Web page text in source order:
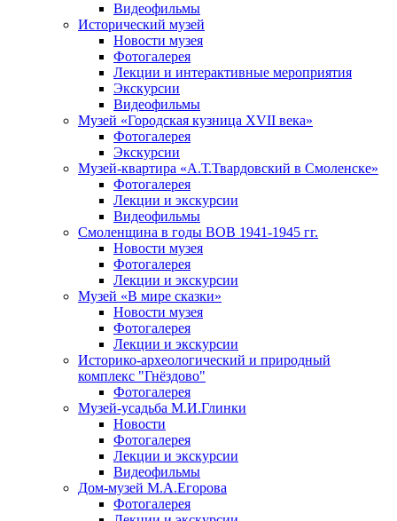
Видеофильмы
Исторический музей
Новости музея
Фотогалерея
Лекции и интерактивные мероприятия
Экскурсии
Видеофильмы
Музей «Городская кузница XVII века»
Фотогалерея
Экскурсии
Музей-квартира «А.Т.Твардовский в Смоленске»
Фотогалерея
Лекции и экскурсии
Видеофильмы
Смоленщина в годы ВОВ 1941-1945 гг.
Новости музея
Фотогалерея
Лекции и экскурсии
Музей «В мире сказки»
Новости музея
Фотогалерея
Лекции и экскурсии
Историко-археологический и природный
комплекс "Гнёздово"
Фотогалерея
Музей-усадьба М.И.Глинки
Новости
Фотогалерея
Лекции и экскурсии
Видеофильмы
Дом-музей М.А.Егорова
Фотогалерея